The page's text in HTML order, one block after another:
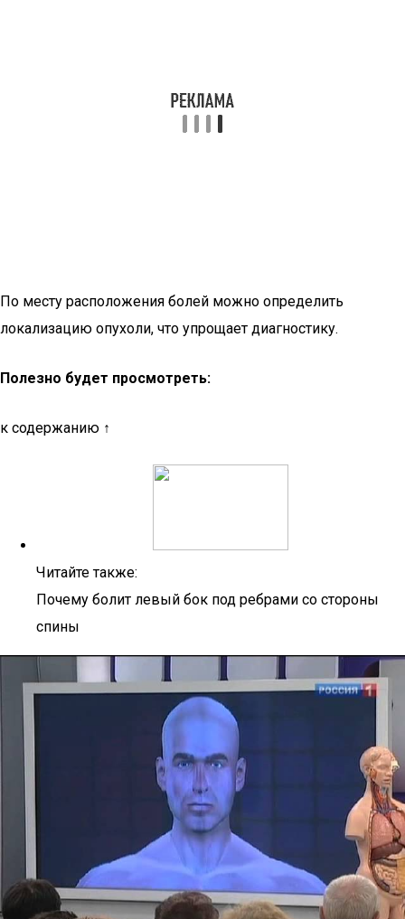
По месту расположения болей можно определить
локализацию опухоли, что упрощает диагностику.
Полезно будет просмотреть:
к содержанию ↑
Читайте также:
Почему болит левый бок под ребрами со стороны
спины